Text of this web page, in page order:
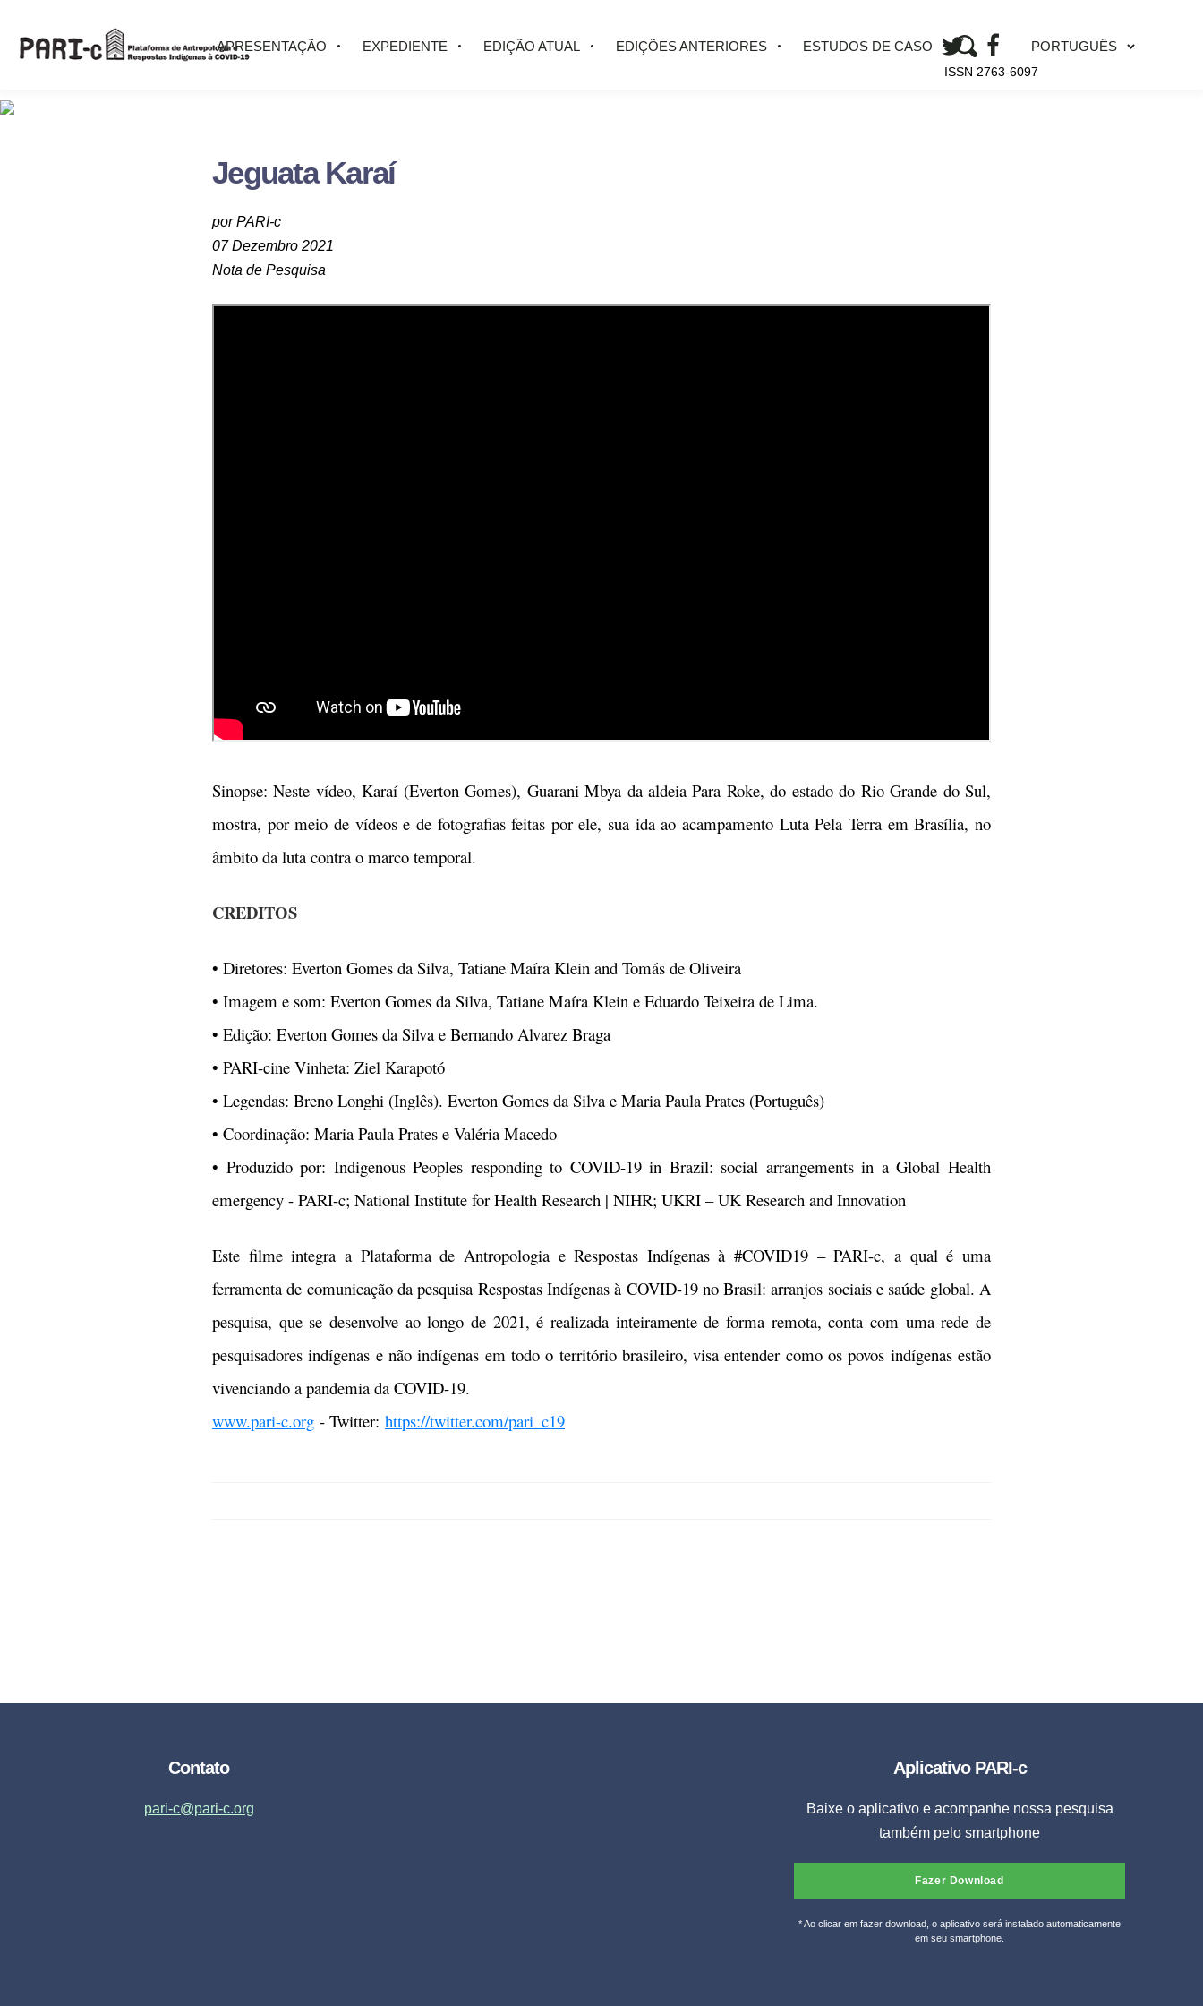
APRESENTAÇÃO EXPEDIENTE EDIÇÃO ATUAL EDIÇÕES ANTERIORES ESTUDOS DE CASO PORTUGUÊS
ISSN 2763-6097
Jeguata Karaí
por PARI-c
07 Dezembro 2021
Nota de Pesquisa
Sinopse: Neste vídeo, Karaí (Everton Gomes), Guarani Mbya da aldeia Para Roke, do estado do Rio Grande do Sul,
mostra, por meio de vídeos e de fotografias feitas por ele, sua ida ao acampamento Luta Pela Terra em Brasília, no
âmbito da luta contra o marco temporal.
CREDITOS
• Diretores: Everton Gomes da Silva, Tatiane Maíra Klein and Tomás de Oliveira
• Imagem e som: Everton Gomes da Silva, Tatiane Maíra Klein e Eduardo Teixeira de Lima.
• Edição: Everton Gomes da Silva e Bernando Alvarez Braga
• PARI-cine Vinheta: Ziel Karapotó
• Legendas: Breno Longhi (Inglês). Everton Gomes da Silva e Maria Paula Prates (Português)
• Coordinação: Maria Paula Prates e Valéria Macedo
• Produzido por: Indigenous Peoples responding to COVID-19 in Brazil: social arrangements in a Global Health
emergency - PARI-c; National Institute for Health Research | NIHR; UKRI – UK Research and Innovation
Este filme integra a Plataforma de Antropologia e Respostas Indígenas à #COVID19 – PARI-c, a qual é uma
ferramenta de comunicação da pesquisa Respostas Indígenas à COVID-19 no Brasil: arranjos sociais e saúde global. A
pesquisa, que se desenvolve ao longo de 2021, é realizada inteiramente de forma remota, conta com uma rede de
pesquisadores indígenas e não indígenas em todo o território brasileiro, visa entender como os povos indígenas estão
vivenciando a pandemia da COVID-19.
www.pari-c.org - Twitter: https://twitter.com/pari_c19
Contato
pari-c@pari-c.org
Aplicativo PARI-c
Baixe o aplicativo e acompanhe nossa pesquisa
também pelo smartphone
Fazer Download
* Ao clicar em fazer download, o aplicativo será instalado automaticamente
em seu smartphone.